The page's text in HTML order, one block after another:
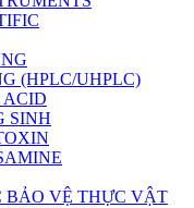
(HPLC/UHPLC)
ACID
SINH
BẢO VỆ THỰC VẬT